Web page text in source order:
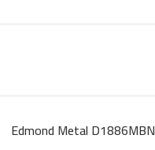
Edmond Metal D1886MBN